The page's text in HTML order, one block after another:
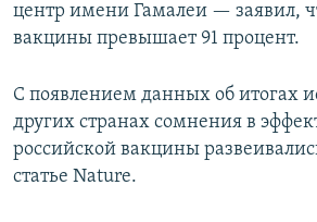
центр имени Гамалеи — заявил,
вакцины превышает 91 процент.
С появлением данных об итогах
других странах сомнения в
российской вакцины
статье Nature.